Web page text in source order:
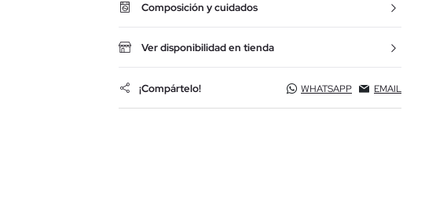
Composición y cuidados
Ver disponibilidad en tienda
¡Compártelo! WHATSAPP EMAIL